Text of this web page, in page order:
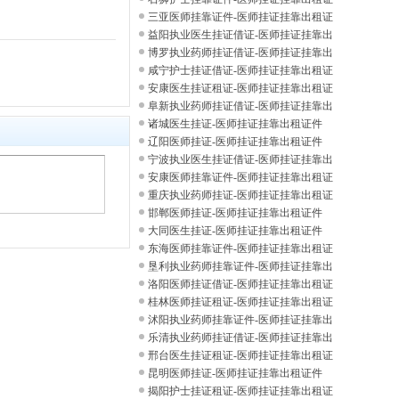
件三亚医师挂靠证件-医师挂证挂靠出租证
件益阳执业医生挂证借证-医师挂证挂靠出
租证博罗执业药师挂证借证-医师挂证挂靠出
租证咸宁护士挂证借证-医师挂证挂靠出租证
件安康医生挂证租证-医师挂证挂靠出租证
件 阜新执业药师挂证借证-医师挂证挂靠出
租证诸城医生挂证-医师挂证挂靠出租证件
辽阳医师挂证-医师挂证挂靠出租证件
宁波执业医生挂证借证-医师挂证挂靠出
租证安康医师挂靠证件-医师挂证挂靠出租证
件重庆执业药师挂证-医师挂证挂靠出租证
件邯郸医师挂证-医师挂证挂靠出租证件
大同医生挂证-医师挂证挂靠出租证件
东海医师挂靠证件-医师挂证挂靠出租证
件 垦利执业药师挂靠证件-医师挂证挂靠出
租证洛阳医师挂证借证-医师挂证挂靠出租证
件桂林医师挂证租证-医师挂证挂靠出租证
件沭阳执业药师挂靠证件-医师挂证挂靠出
租证乐清执业药师挂证借证-医师挂证挂靠出
租证邢台医生挂证租证-医师挂证挂靠出租证
件昆明医师挂证-医师挂证挂靠出租证件
揭阳护士挂证租证-医师挂证挂靠出租证